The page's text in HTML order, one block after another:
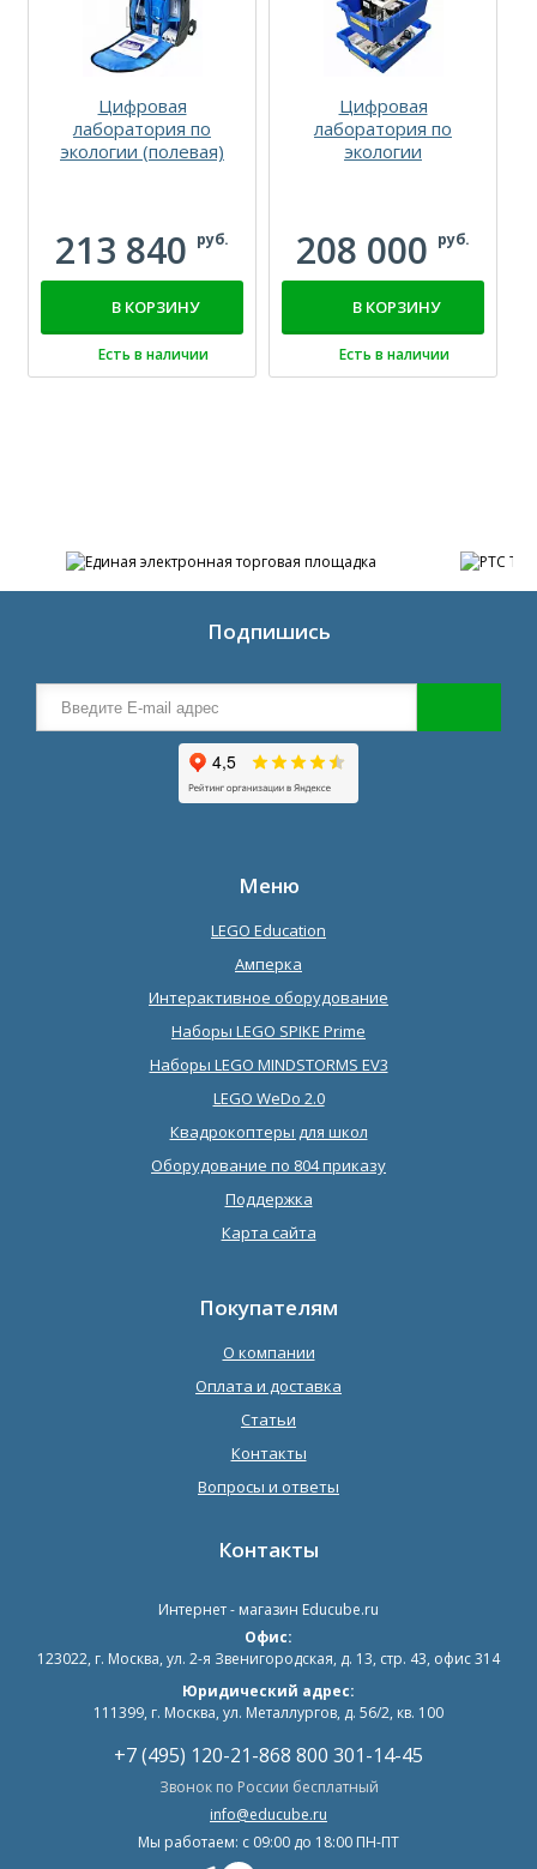
Цифровая
лаборатория по
экологии (полевая)
213 840 руб.
В КОРЗИНУ
Есть в наличии
Цифровая
лаборатория по
экологии
208 000 руб.
В КОРЗИНУ
Есть в наличии
Подпишись
Меню
LEGO Education
Амперка
Интерактивное оборудование
Наборы LEGO SPIKE Prime
Наборы LEGO MINDSTORMS EV3
LEGO WeDo 2.0
Квадрокоптеры для школ
Оборудование по 804 приказу
Поддержка
Карта сайта
Покупателям
О компании
Оплата и доставка
Статьи
Контакты
Вопросы и ответы
Контакты
Интернет - магазин Educube.ru
Офис:
123022, г. Москва, ул. 2-я Звенигородская, д. 13, стр. 43, офис 314
Юридический адрес:
111399, г. Москва, ул. Металлургов, д. 56/2, кв. 100
+7 (495) 120-21-868 800 301-14-45
Звонок по России бесплатный
info@educube.ru
Мы работаем: c 09:00 до 18:00 ПН-ПТ